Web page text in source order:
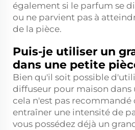
également si le parfum se
ou ne parvient pas à
de la pièce.
Puis-je utiliser un
dans une petite
Bien qu'il soit possible
diffuseur pour maison dans
cela n'est pas
entraîner une intensité de
vous possédez déjà un